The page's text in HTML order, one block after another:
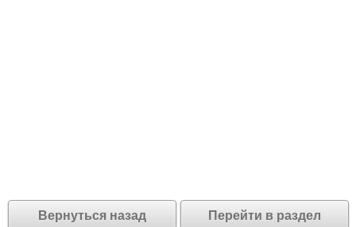
Вернуться назад Перейти в раздел